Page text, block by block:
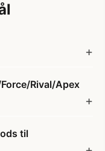
Rival/Apex
til